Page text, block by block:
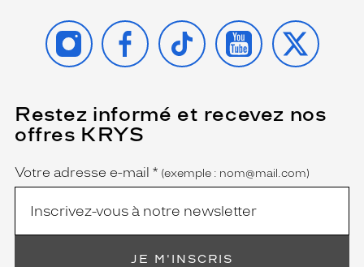
INSTAGRAMFACEBOOK
TIKTOK YOUTUBE
X
Restez informé et recevez nos
offres KRYS
Name
Votre adresse e-mail *
(Ce
champ
est
obligatoire)
(exemple : nom@mail.com)
JE M'INSCRIS